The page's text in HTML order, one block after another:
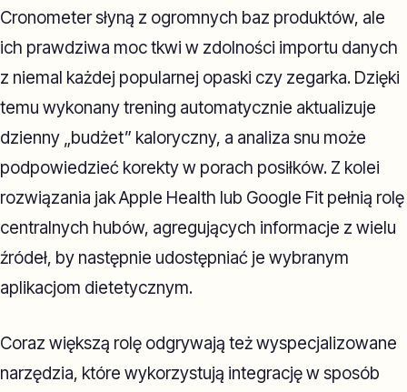
Cronometer słyną z ogromnych baz produktów, ale
ich prawdziwa moc tkwi w zdolności importu danych
z niemal każdej popularnej opaski czy zegarka. Dzięki
temu wykonany trening automatycznie aktualizuje
dzienny „budżet” kaloryczny, a analiza snu może
podpowiedzieć korekty w porach posiłków. Z kolei
rozwiązania jak Apple Health lub Google Fit pełnią rolę
centralnych hubów, agregujących informacje z wielu
źródeł, by następnie udostępniać je wybranym
aplikacjom dietetycznym.
Coraz większą rolę odgrywają też wyspecjalizowane
narzędzia, które wykorzystują integrację w sposób